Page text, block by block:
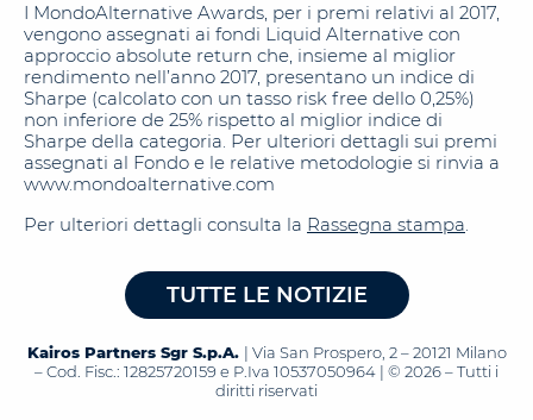
I MondoAlternative Awards, per i premi relativi al 2017,
vengono assegnati ai fondi Liquid Alternative con
approccio absolute return che, insieme al miglior
rendimento nell’anno 2017, presentano un indice di
Sharpe (calcolato con un tasso risk free dello 0,25%)
non inferiore de 25% rispetto al miglior indice di
Sharpe della categoria. Per ulteriori dettagli sui premi
assegnati al Fondo e le relative metodologie si rinvia a
www.mondoalternative.com
Per ulteriori dettagli consulta la Rassegna stampa.
TUTTE LE NOTIZIE
Kairos Partners Sgr S.p.A. | Via San Prospero, 2 – 20121 Milano
– Cod. Fisc.: 12825720159 e P.Iva 10537050964 | © 2026 – Tutti i
diritti riservati